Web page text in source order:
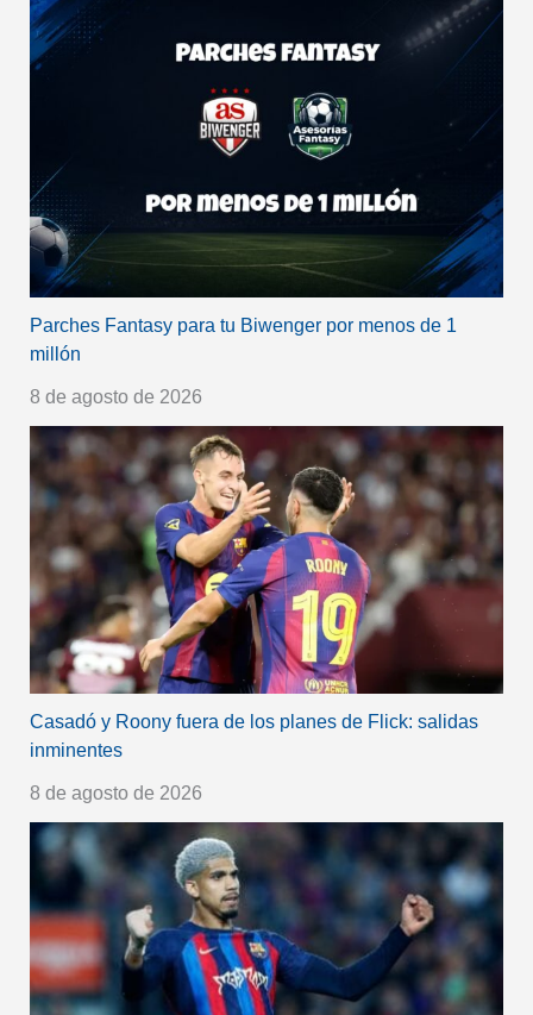
Parches Fantasy para tu Biwenger por menos de 1
millón
8 de agosto de 2026
Casadó y Roony fuera de los planes de Flick: salidas
inminentes
8 de agosto de 2026